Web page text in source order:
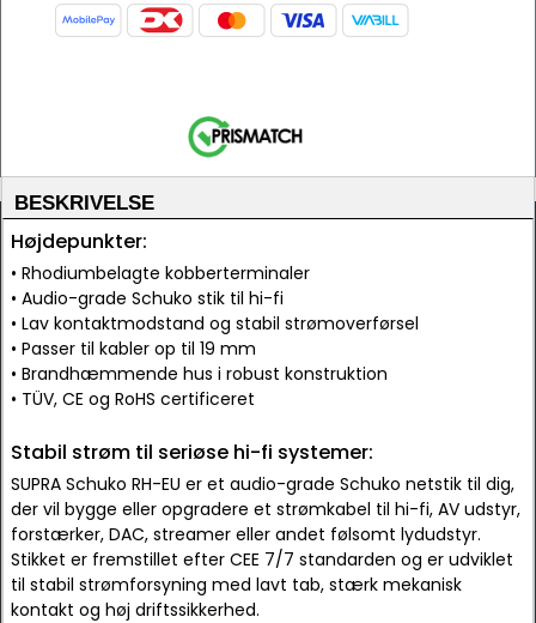
BESKRIVELSE
Højdepunkter:
• Rhodiumbelagte kobberterminaler
• Audio-grade Schuko stik til hi-fi
• Lav kontaktmodstand og stabil strømoverførsel
• Passer til kabler op til 19 mm
• Brandhæmmende hus i robust konstruktion
• TÜV, CE og RoHS certificeret
Stabil strøm til seriøse hi-fi systemer:
SUPRA Schuko RH-EU er et audio-grade Schuko netstik til dig,
der vil bygge eller opgradere et strømkabel til hi-fi, AV udstyr,
forstærker, DAC, streamer eller andet følsomt lydudstyr.
Stikket er fremstillet efter CEE 7/7 standarden og er udviklet
til stabil strømforsyning med lavt tab, stærk mekanisk
kontakt og høj driftssikkerhed.